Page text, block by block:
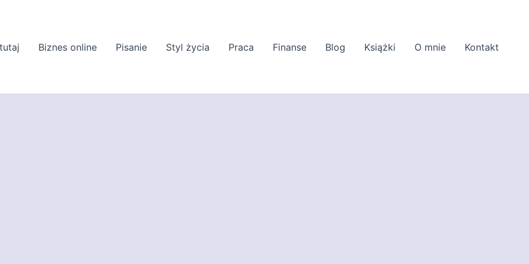
Biznes online Pisanie Styl życia Praca Finanse Blog Książki O mnie Kontakt